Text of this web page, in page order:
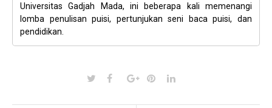
Universitas Gadjah Mada, ini beberapa kali memenangi
lomba penulisan puisi, pertunjukan seni baca puisi, dan
pendidikan.